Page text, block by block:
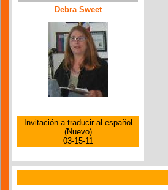
Debra Sweet
Invitación a traducir al español
(Nuevo)
03-15-11